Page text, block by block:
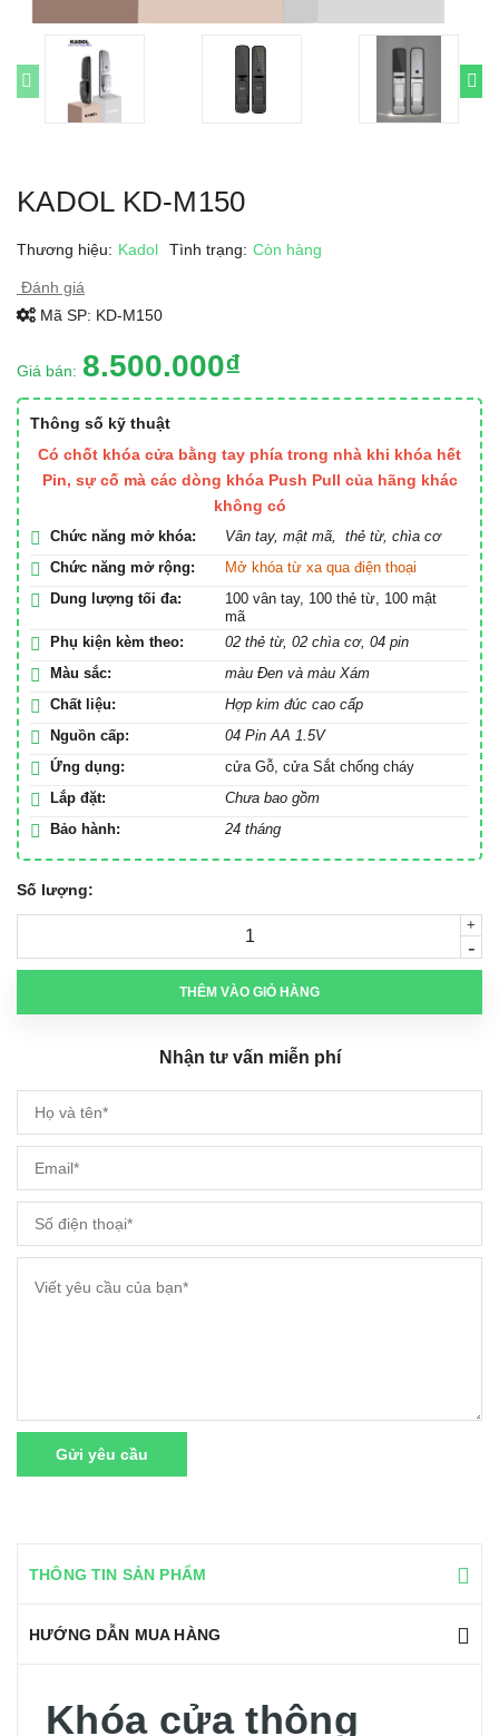
KADOL KD-M150
Thương hiệu: Kadol Tình trạng: Còn hàng
Đánh giá
Mã SP: KD-M150
Giá bán: 8.500.000₫
Thông số kỹ thuật
Có chốt khóa cửa bằng tay phía trong nhà khi khóa hết
Pin, sự cố mà các dòng khóa Push Pull của hãng khác
không có
Chức năng mở khóa:
Vân tay, mật mã, thẻ từ, chìa cơ
Chức năng mở rộng:
Mở khóa từ xa qua điện thoại
Dung lượng tối đa:
100 vân tay, 100 thẻ từ, 100 mật
mã
Phụ kiện kèm theo:
02 thẻ từ, 02 chìa cơ, 04 pin
Màu sắc:
màu Đen và màu Xám
Chất liệu:
Hợp kim đúc cao cấp
Nguồn cấp:
04 Pin AA 1.5V
Ứng dụng:
cửa Gỗ, cửa Sắt chống cháy
Lắp đặt:
Chưa bao gồm
Bảo hành:
24 tháng
Số lượng:
+
-
THÊM VÀO GIỎ HÀNG
Nhận tư vấn miễn phí
Gửi yêu cầu
THÔNG TIN SẢN PHẨM
HƯỚNG DẪN MUA HÀNG
Khóa cửa thông